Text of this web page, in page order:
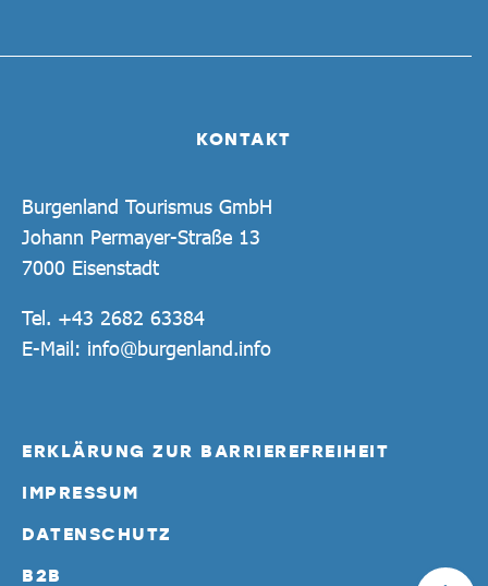
KONTAKT
Burgenland Tourismus GmbH
Johann Permayer-Straße 13
7000 Eisenstadt
Tel. +43 2682 63384
E-Mail: info@burgenland.info
ERKLÄRUNG ZUR BARRIEREFREIHEIT
IMPRESSUM
DATENSCHUTZ
B2B